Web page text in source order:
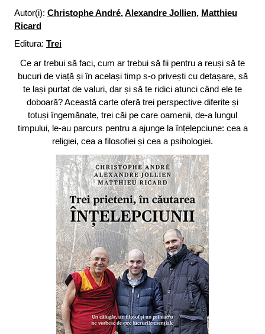
Autor(i): Christophe André,Alexandre Jollien, Matthieu
Ricard
Editura: Trei
Ce ar trebui să faci, cum ar trebui să fii pentru a reuși să te
bucuri de viață și în același timp s-o privești cu detașare, să
te lași purtat de valuri, dar și să te ridici atunci când ele te
doboară? Această carte oferă trei perspective diferite și
totuși îngemănate, trei căi pe care oamenii, de-a lungul
timpului, le-au parcurs pentru a ajunge la înțelepciune: cea a
religiei, cea a filosofiei și cea a psihologiei.